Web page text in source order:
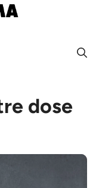
dose